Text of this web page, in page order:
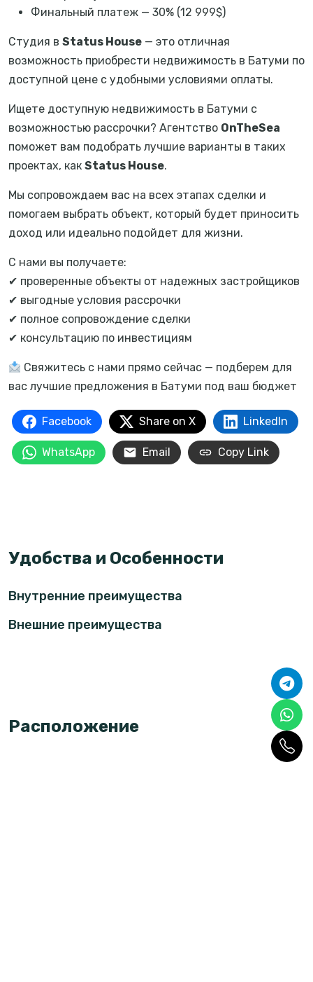
Финальный платеж — 30% (12 999$)
Студия в Status House — это отличная
возможность приобрести недвижимость в Батуми по
доступной цене с удобными условиями оплаты.
Ищете доступную недвижимость в Батуми с
возможностью рассрочки? Агентство OnTheSea
поможет вам подобрать лучшие варианты в таких
проектах, как Status House.
Мы сопровождаем вас на всех этапах сделки и
помогаем выбрать объект, который будет приносить
доход или идеально подойдет для жизни.
С нами вы получаете:
✔ проверенные объекты от надежных застройщиков
✔ выгодные условия рассрочки
✔ полное сопровождение сделки
✔ консультацию по инвестициям
Свяжитесь с нами прямо сейчас — подберем для
вас лучшие предложения в Батуми под ваш бюджет
Facebook Share on X LinkedIn
WhatsApp Email Copy Link
Удобства и Особенности
Внутренние преимущества
Внешние преимущества
Расположение